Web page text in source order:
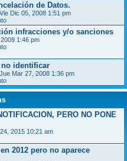
de Datos.
Vie Dic 05, 2008 1:51 pm
infracciones y/o sanciones
1:46 pm
identificar
Jue Mar 27, 2008 1:36 pm
PERO NO PONE
2015 10:21 am
2012 pero no aparece